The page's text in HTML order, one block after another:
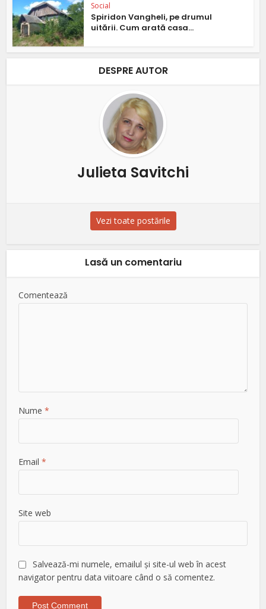
Social
Spiridon Vangheli, pe drumul
uitării. Cum arată casa...
DESPRE AUTOR
Julieta Savitchi
Vezi toate postările
Lasă un comentariu
Comentează
Nume*
Email*
Site web
Salvează-mi numele, emailul și site-ul web în acest
navigator pentru data viitoare când o să comentez.